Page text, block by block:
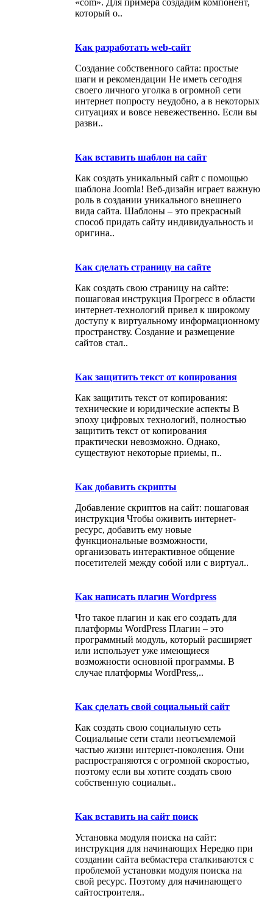
который о..
Как разработать web-сайт
Создание собственного сайта: простые
шаги и рекомендации Не иметь сегодня
своего личного уголка в огромной сети
интернет попросту неудобно, а в некоторых
ситуациях и вовсе невежественно. Если вы
разви..
Как вставить шаблон на сайт
Как создать уникальный сайт с помощью
шаблона Joomla! Веб-дизайн играет важную
роль в создании уникального внешнего
вида сайта. Шаблоны – это прекрасный
способ придать сайту индивидуальность и
оригина..
Как сделать страницу на сайте
Как создать свою страницу на сайте:
пошаговая инструкция Прогресс в области
интернет-технологий привел к широкому
доступу к виртуальному информационному
пространству. Создание и размещение
сайтов стал..
Как защитить текст от копирования
Как защитить текст от копирования:
технические и юридические аспекты В
эпоху цифровых технологий, полностью
защитить текст от копирования
практически невозможно. Однако,
существуют некоторые приемы, п..
Как добавить скрипты
Добавление скриптов на сайт: пошаговая
инструкция Чтобы оживить интернет-
ресурс, добавить ему новые
функциональные возможности,
организовать интерактивное общение
посетителей между собой или с виртуал..
Как написать плагин Wordpress
Что такое плагин и как его создать для
платформы WordPress Плагин – это
программный модуль, который расширяет
или использует уже имеющиеся
возможности основной программы. В
случае платформы WordPress,..
Как сделать свой социальный сайт
Как создать свою социальную сеть
Социальные сети стали неотъемлемой
частью жизни интернет-поколения. Они
распространяются с огромной скоростью,
поэтому если вы хотите создать свою
собственную социальн..
Как вставить на сайт поиск
Установка модуля поиска на сайт:
инструкция для начинающих Нередко при
создании сайта вебмастера сталкиваются с
проблемой установки модуля поиска на
свой ресурс. Поэтому для начинающего
сайтостроителя..